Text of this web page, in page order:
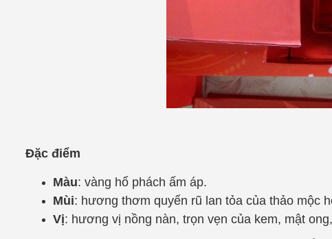
Đặc điểm
Màu: vàng hổ phách ấm áp.
Mùi: hương thơm quyến rũ lan tỏa của thảo mộc
Vị: hương vị nồng nàn, trọn vẹn của kem, mật